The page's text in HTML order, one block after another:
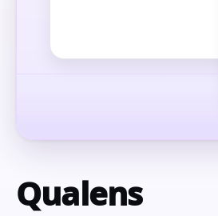
Qualens